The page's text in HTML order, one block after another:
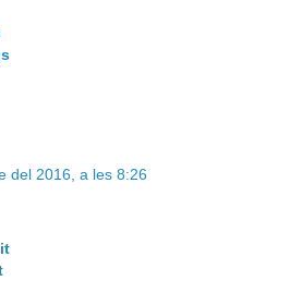
del 2016, a les 8:26